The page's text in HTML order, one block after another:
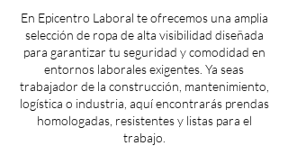
En Epicentro Laboral te ofrecemos una amplia
selección de ropa de alta visibilidad diseñada
para garantizar tu seguridad y comodidad en
entornos laborales exigentes. Ya seas
trabajador de la construcción, mantenimiento,
logística o industria, aquí encontrarás prendas
homologadas, resistentes y listas para el
trabajo.